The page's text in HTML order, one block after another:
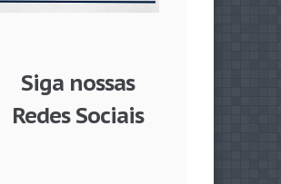
Siga nossas
Redes Sociais